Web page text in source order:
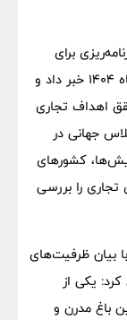
برای
دومین اجلاس جهانی مناطق آزاد در اردیبهشت‌ماه ۱۴۰۴ خبر داد و
اهداف تجاری
جهانی در
کشورهای
را بررسی
بیان ظرفیت‌های
یکی از
باغ مدرن و